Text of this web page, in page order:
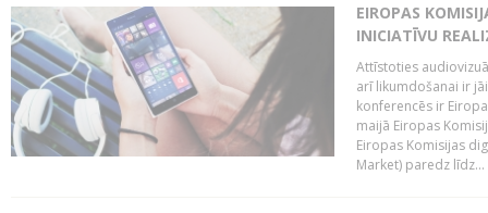
EIROPAS
INICIATĪVU
Attīstoties
arī likumdošanai ir
konferencēs ir
maijā Eiropas
Eiropas Komisijas
Market) paredz līdz...